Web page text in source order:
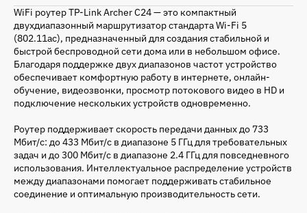
WiFi роутер TP-Link Archer C24 — это компактный
двухдиапазонный маршрутизатор стандарта Wi-Fi 5
(802.11ac), предназначенный для создания стабильной и
быстрой беспроводной сети дома или в небольшом офисе.
Благодаря поддержке двух диапазонов частот устройство
обеспечивает комфортную работу в интернете, онлайн-
обучение, видеозвонки, просмотр потокового видео в HD и
подключение нескольких устройств одновременно.
Роутер поддерживает скорость передачи данных до 733
Мбит/с: до 433 Мбит/с в диапазоне 5 ГГц для требовательных
задач и до 300 Мбит/с в диапазоне 2.4 ГГц для повседневного
использования. Интеллектуальное распределение устройств
между диапазонами помогает поддерживать стабильное
соединение и оптимальную производительность сети.